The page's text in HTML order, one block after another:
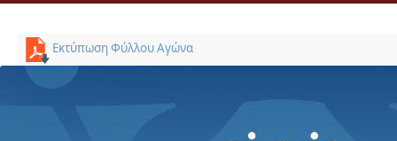
Εκτύπωση Φύλλου Αγώνα